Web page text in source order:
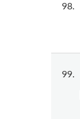
98
99